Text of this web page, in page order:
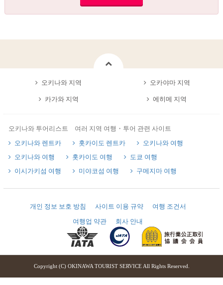
오키나와 지역 오카야마 지역
카가와 지역 에히메 지역
오키나와 투어리스트 여러 지역 여행・투어 관련 사이트
오키나와 렌트카
홋카이도 렌트카
오키나와 여행
오키나와 여행
홋카이도 여행
도쿄 여행
이시가키섬 여행
미야코섬 여행 구메지마 여행
개인 정보 보호 방침 사이트 이용 규약
여행 조건서
여행업 약관
회사 안내
Copyright (C) OKINAWA TOURIST SERVICE All Rights Reserved.